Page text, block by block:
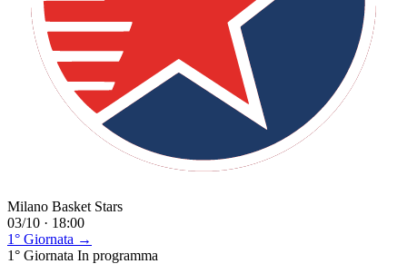
Milano Basket Stars
03/10 · 18:00
1° Giornata →
1° Giornata In programma